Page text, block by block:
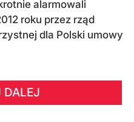
alarmowali
roku przez rząd
dla Polski umowy
DALEJ